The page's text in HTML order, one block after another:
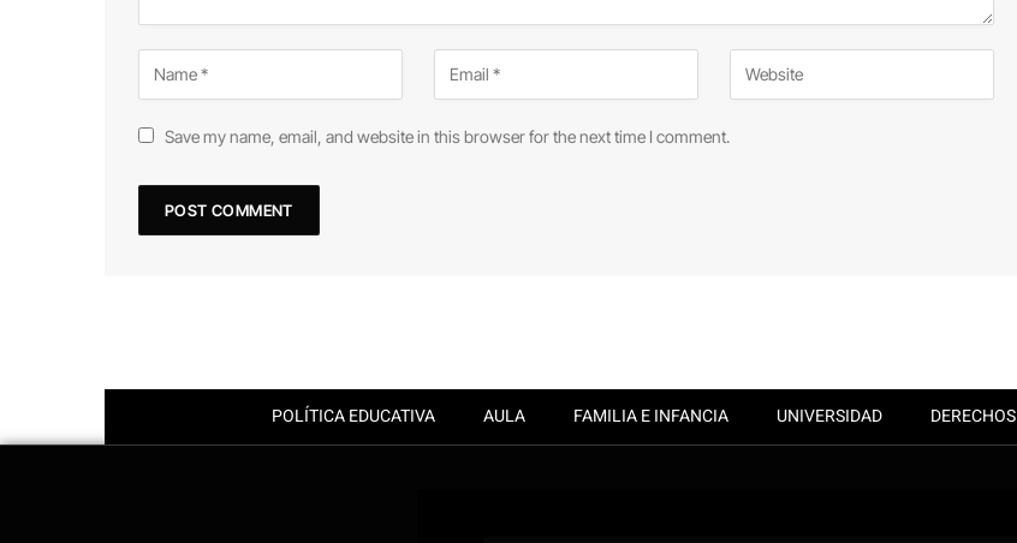
Save my name, email, and website in this browser for the next time I comment.
POLÍTICA EDUCATIVA AULA FAMILIA E INFANCIA UNIVERSIDAD DERECHOS